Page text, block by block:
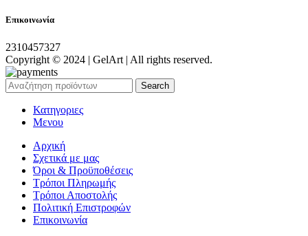
Επικοινωνία
2310457327
Copyright © 2024 | GelArt | All rights reserved.
Search
Κατηγοριες
Μενου
Αρχική
Σχετικά με μας
Όροι & Προϋποθέσεις
Τρόποι Πληρωμής
Τρόποι Αποστολής
Πολιτική Επιστροφών
Επικοινωνία